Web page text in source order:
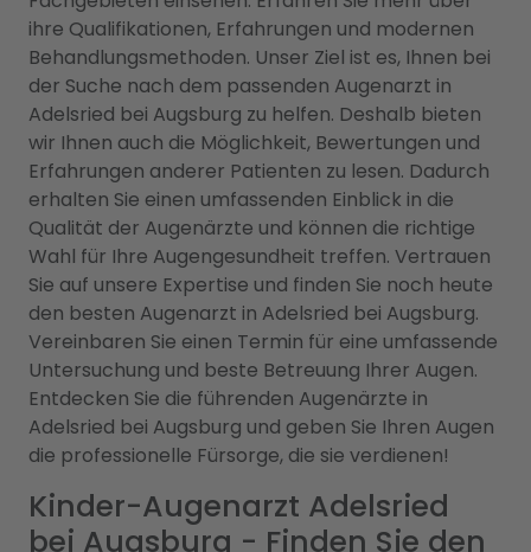
ihre Qualifikationen, Erfahrungen und modernen
Behandlungsmethoden. Unser Ziel ist es, Ihnen bei
der Suche nach dem passenden Augenarzt in
Adelsried bei Augsburg zu helfen. Deshalb bieten
wir Ihnen auch die Möglichkeit, Bewertungen und
Erfahrungen anderer Patienten zu lesen. Dadurch
erhalten Sie einen umfassenden Einblick in die
Qualität der Augenärzte und können die richtige
Wahl für Ihre Augengesundheit treffen. Vertrauen
Sie auf unsere Expertise und finden Sie noch heute
den besten Augenarzt in Adelsried bei Augsburg.
Vereinbaren Sie einen Termin für eine umfassende
Untersuchung und beste Betreuung Ihrer Augen.
Entdecken Sie die führenden Augenärzte in
Adelsried bei Augsburg und geben Sie Ihren Augen
die professionelle Fürsorge, die sie verdienen!
Kinder-Augenarzt Adelsried
bei Augsburg - Finden Sie den